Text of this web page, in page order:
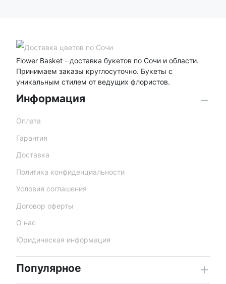
Flower Basket - доставка букетов по Сочи и области.
Принимаем заказы круглосуточно. Букеты с
уникальным стилем от ведущих флористов.
Информация
Оплата
Гарантия
Доставка
Политика конфиденциальности
Условия соглашения
Договор оферты
О нас
Юридическая информация
Популярное